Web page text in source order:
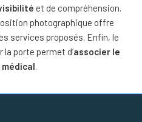
et de compréhension.
photographique offre
services proposés. Enfin, le
la porte permet d’associer le
.